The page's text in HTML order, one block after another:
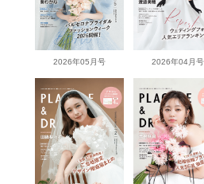
2026年05月号 2026年04月号